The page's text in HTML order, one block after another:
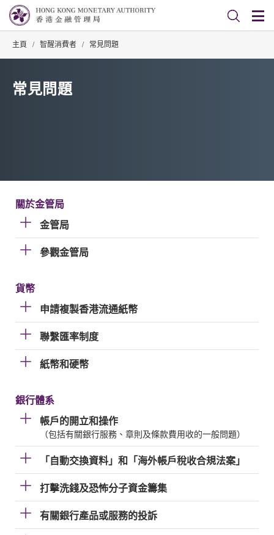
主頁 / 智醒消費者 / 常見問題
常見問題
關於金管局
金管局
參觀金管局
貨幣
申請複製香港流通紙幣
聯繫匯率制度
紙幣和硬幣
銀行體系
帳戶的開立和操作
（包括有關銀行服務、章則及條款費用收的一般問題）
「自動交換資料」和「海外帳戶稅收合規法案」
打擊洗錢及恐怖分子資金籌集
有關銀行產品或服務的投訴